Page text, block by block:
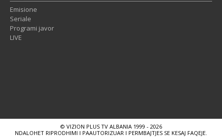
Emisione
Seriale
Programi javor
LIVE
© VIZION PLUS TV ALBANIA 1999 - 2026
NDALOHET RIPRODHIMI I PAAUTORIZUAR I PERMBAJTJES SE KESAJ FAQEJE.